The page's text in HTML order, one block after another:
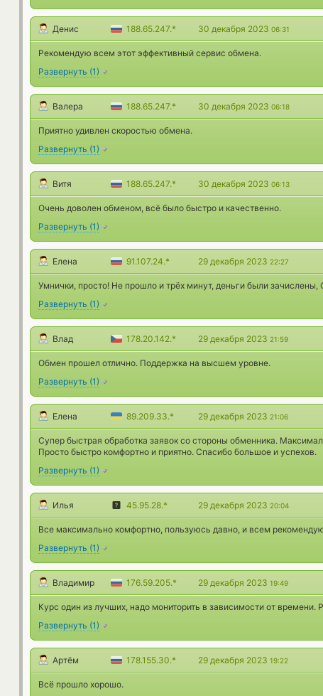
Денис 188.65.247.* 30 декабря 2023 06:31
Рекомендую всем этот эффективный сервис обмена.
Развернуть (1)
Валера 188.65.247.* 30 декабря 2023 06:18
Приятно удивлен скоростью обмена.
Развернуть (1)
Витя 188.65.247.* 30 декабря 2023 06:13
Очень доволен обменом, всё было быстро и качественно.
Развернуть (1)
Елена 91.107.24.* 29 декабря 2023 22:27
Умнички, просто! Не прошло и трёх минут, деньги были зачислены,
Развернуть (1)
Влад 178.20.142.* 29 декабря 2023 21:59
Обмен прошел отлично. Поддержка на высшем уровне.
Развернуть (1)
Елена 89.209.33.* 29 декабря 2023 21:06
Супер быстрая обработка заявок со стороны обменника.
Просто быстро комфортно и приятно. Спасибо большое и успехов.
Развернуть (1)
Илья 45.95.28.* 29 декабря 2023 20:04
Все максимально комфортно, пользуюсь давно, и всем
Развернуть (1)
Владимир 176.59.205.* 29 декабря 2023 19:49
Курс один из лучших, надо мониторить в зависимости от времени.
Развернуть (1)
Артём 178.155.30.* 29 декабря 2023 19:22
Всё прошло хорошо.